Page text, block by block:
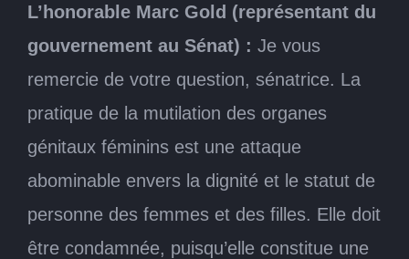
L’honorable Marc Gold (représentant du
gouvernement au Sénat) : Je vous
remercie de votre question, sénatrice. La
pratique de la mutilation des organes
génitaux féminins est une attaque
abominable envers la dignité et le statut de
personne des femmes et des filles. Elle doit
être condamnée, puisqu’elle constitue une